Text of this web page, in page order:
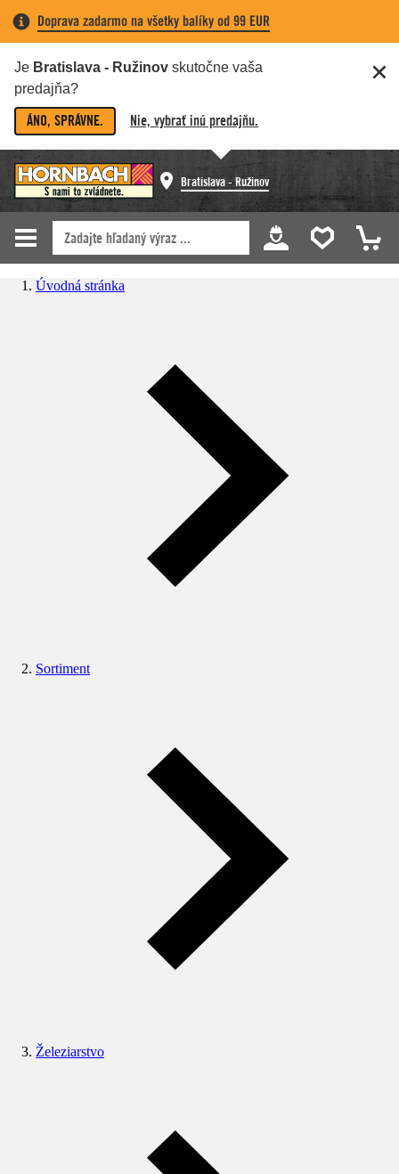
Doprava zadarmo na všetky balíky od 99 EUR
Je Bratislava - Ružinov skutočne vaša
predajňa?
ÁNO, SPRÁVNE. Nie, vybrať inú predajňu.
Bratislava - Ružinov
Úvodná stránka
Sortiment
Železiarstvo